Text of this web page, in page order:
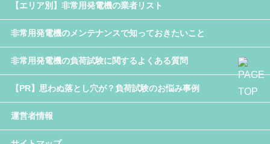
【エリア別】非常用発電機の業者リスト
非常用発電機のメンテナンスで知っておきたいこと
非常用発電機の負荷試験に関するよくある質問
【PR】思わぬ落とし穴が？負荷試験のお悩み事例
運営者情報